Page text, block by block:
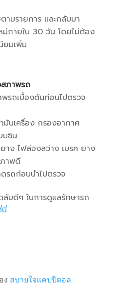
ามรายการ และกลับมา
ม่ภายใน 30 วัน โดยไม่ต้อง
ยมเพิ่ม
สภาพรถ
พรถเบื้องต้นก่อนไปตรวจ
มันเครื่อง กรองอากาศ
นซิน
าง ไฟส่องสว่าง เบรค ยาง
าพดี
ดรถก่อนนำไปตรวจ
ลับดีๆ ในการดูแลรักษารถ
ง สบายใจแคปปิตอล